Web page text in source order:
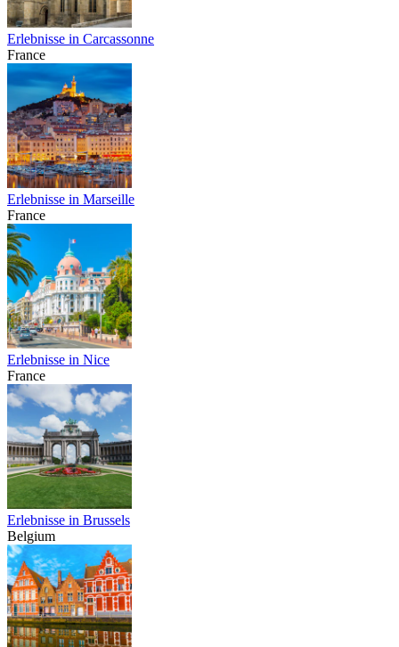
Erlebnisse in Carcassonne
France
Erlebnisse in Marseille
France
Erlebnisse in Nice
France
Erlebnisse in Brussels
Belgium